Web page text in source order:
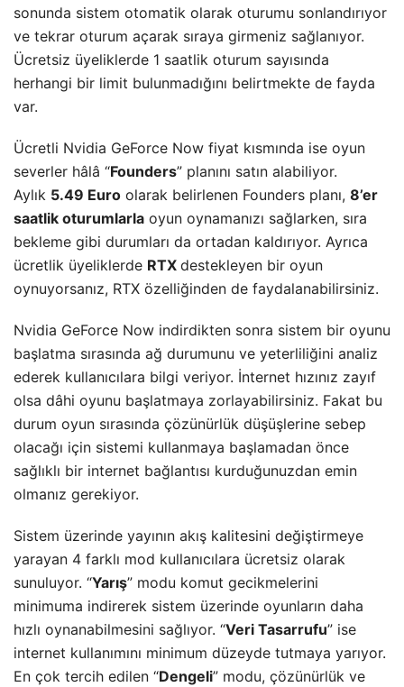
sonunda sistem otomatik olarak oturumu sonlandırıyor
ve tekrar oturum açarak sıraya girmeniz sağlanıyor.
Ücretsiz üyeliklerde 1 saatlik oturum sayısında
herhangi bir limit bulunmadığını belirtmekte de fayda
var.
Ücretli Nvidia GeForce Now fiyat kısmında ise oyun
severler hâlâ “Founders” planını satın alabiliyor.
Aylık 5.49 Euro olarak belirlenen Founders planı, 8’er
saatlik oturumlarla oyun oynamanızı sağlarken, sıra
bekleme gibi durumları da ortadan kaldırıyor. Ayrıca
ücretlik üyeliklerde RTX destekleyen bir oyun
oynuyorsanız, RTX özelliğinden de faydalanabilirsiniz.
Nvidia GeForce Now indirdikten sonra sistem bir oyunu
başlatma sırasında ağ durumunu ve yeterliliğini analiz
ederek kullanıcılara bilgi veriyor. İnternet hızınız zayıf
olsa dâhi oyunu başlatmaya zorlayabilirsiniz. Fakat bu
durum oyun sırasında çözünürlük düşüşlerine sebep
olacağı için sistemi kullanmaya başlamadan önce
sağlıklı bir internet bağlantısı kurduğunuzdan emin
olmanız gerekiyor.
Sistem üzerinde yayının akış kalitesini değiştirmeye
yarayan 4 farklı mod kullanıcılara ücretsiz olarak
sunuluyor. “Yarış” modu komut gecikmelerini
minimuma indirerek sistem üzerinde oyunların daha
hızlı oynanabilmesini sağlıyor. “Veri Tasarrufu” ise
internet kullanımını minimum düzeyde tutmaya yarıyor.
En çok tercih edilen “Dengeli” modu, çözünürlük ve